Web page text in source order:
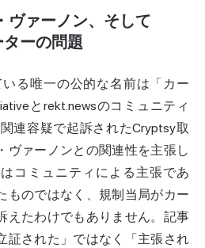
ヴァーノン、そして
ーの問題
る唯一の公的な名前は「カー
とrekt.newsのコミュニティ
連容疑で起訴されたCryptsy取
ヴァーノンとの関連性を主張し
コミュニティによる主張であ
ものではなく、規制当局がカー
えたわけでもありません。記事
証された」ではなく「主張され